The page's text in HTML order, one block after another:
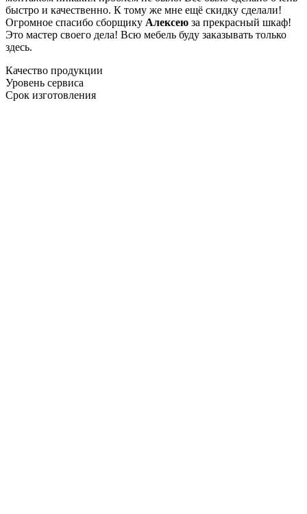
быстро и качественно. К тому же мне ещё скидку сделали!
Огромное спасибо сборщику Алексею за прекрасный шкаф!
Это мастер своего дела! Всю мебель буду заказывать только
здесь.
Качество продукции
Уровень сервиса
Срок изготовления